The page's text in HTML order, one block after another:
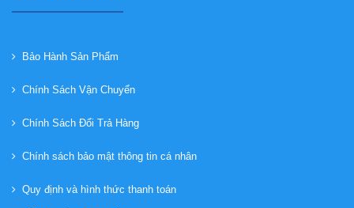
Bảo Hành Sản Phẩm
Chính Sách Vận Chuyển
Chính Sách Đổi Trả Hàng
Chính sách bảo mật thông tin cá nhân
Quy định và hình thức thanh toán